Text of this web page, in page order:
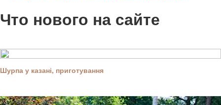
Что нового на сайте
Шурпа у казані, приготування